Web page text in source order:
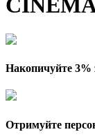
Накопичуйте 3%
Отримуйте